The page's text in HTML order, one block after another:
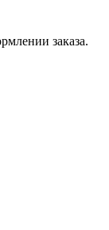
заказа.